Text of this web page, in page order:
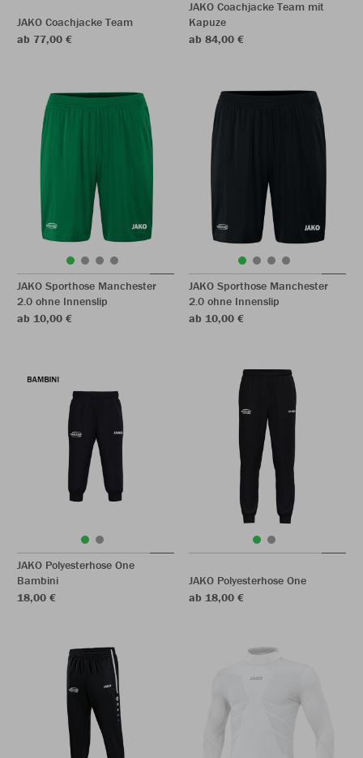
JAKO Coachjacke Team
ab 77,00 €
JAKO Coachjacke Team mit
Kapuze
ab 84,00 €
JAKO Sporthose Manchester
2.0 ohne Innenslip
ab 10,00 €
JAKO Sporthose Manchester
2.0 ohne Innenslip
ab 10,00 €
JAKO Polyesterhose One
Bambini
18,00 €
JAKO Polyesterhose One
ab 18,00 €